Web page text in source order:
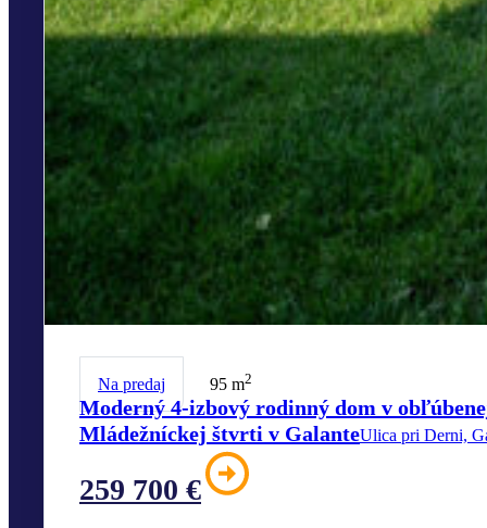
Na predaj 95 m2
Moderný 4-izbový rodinný dom v
Mládežníckej štvrti v GalanteUlica pri Derni,
259 700 €